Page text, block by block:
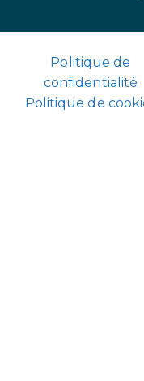
Politique de
confidentialité
Politique de